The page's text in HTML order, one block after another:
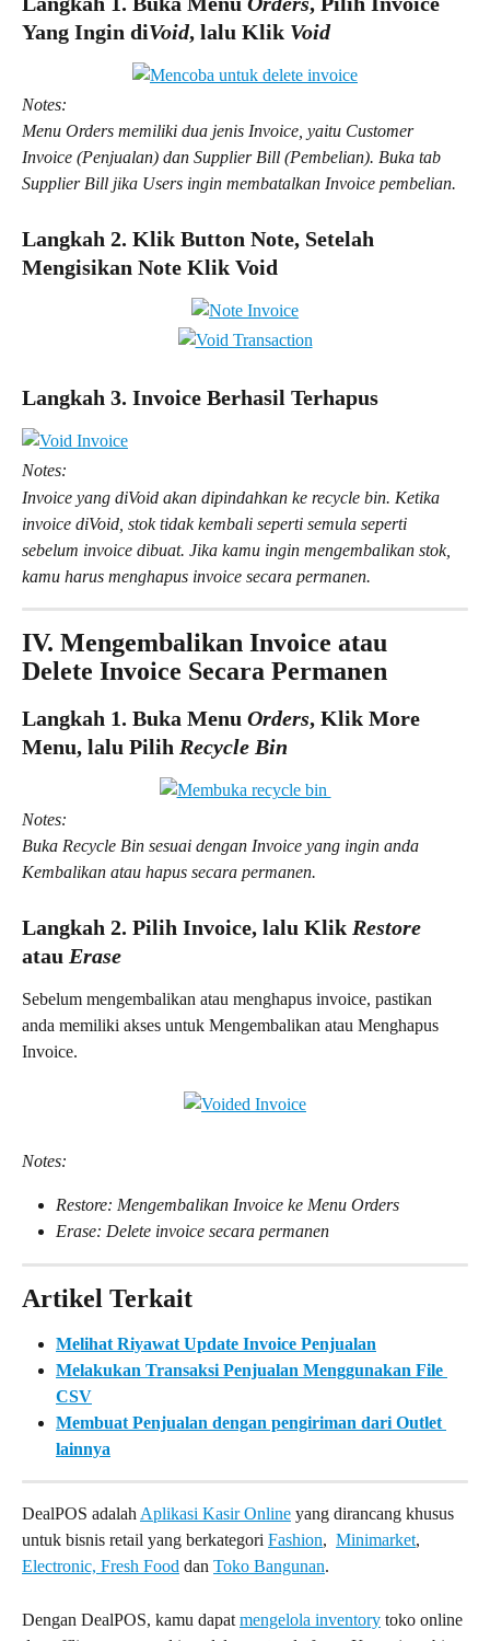
Yang Ingin diVoid, lalu Klik Void
Notes:
Menu Orders memiliki dua jenis Invoice, yaitu Customer
Invoice (Penjualan) dan Supplier Bill (Pembelian). Buka tab
Supplier Bill jika Users ingin membatalkan Invoice pembelian.
Langkah 2. Klik Button Note, Setelah
Mengisikan Note Klik Void
Langkah 3. Invoice Berhasil Terhapus
Notes:
Invoice yang diVoid akan dipindahkan ke recycle bin. Ketika
invoice diVoid, stok tidak kembali seperti semula seperti
sebelum invoice dibuat. Jika kamu ingin mengembalikan stok,
kamu harus menghapus invoice secara permanen.
IV. Mengembalikan Invoice atau
Delete Invoice Secara Permanen
Langkah 1. Buka Menu Orders, Klik More
Menu, lalu Pilih Recycle Bin
Notes:
Buka Recycle Bin sesuai dengan Invoice yang ingin anda
Kembalikan atau hapus secara permanen.
Langkah 2. Pilih Invoice, lalu Klik Restore
atau Erase
Sebelum mengembalikan atau menghapus invoice, pastikan
anda memiliki akses untuk Mengembalikan atau Menghapus
Invoice.
Notes:
Restore: Mengembalikan Invoice ke Menu Orders
Erase: Delete invoice secara permanen
Artikel Terkait
Melihat Riyawat Update Invoice Penjualan
Melakukan Transaksi Penjualan Menggunakan File
CSV
Membuat Penjualan dengan pengiriman dari Outlet
lainnya
DealPOS adalah Aplikasi Kasir Online yang dirancang khusus
untuk bisnis retail yang berkategori Fashion, Minimarket,
Electronic, Fresh Food dan Toko Bangunan.
Dengan DealPOS, kamu dapat mengelola inventory toko online